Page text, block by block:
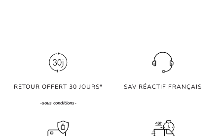
RETOUR OFFERT 30 JOURS*
-sous conditions-
SAV RÉACTIF FRANÇAIS